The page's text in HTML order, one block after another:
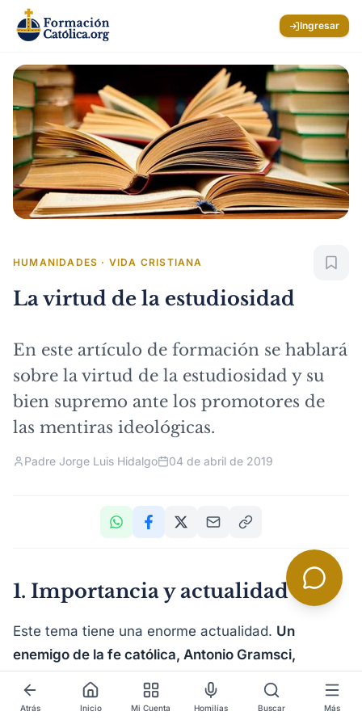
Ingresar
HUMANIDADES · VIDA CRISTIANA
La virtud de la estudiosidad
En este artículo de formación se hablará
sobre la virtud de la estudiosidad y su
bien supremo ante los promotores de
las mentiras ideológicas.
Padre Jorge Luis Hidalgo 04 de abril de 2019
1. Importancia y actualidad
Este tema tiene una enorme actualidad. Un
enemigo de la fe católica, Antonio Gramsci,
la gente,
para que el comunismo tome el poder en
Atrás Inicio Mi Cuenta Homilías Buscar Más